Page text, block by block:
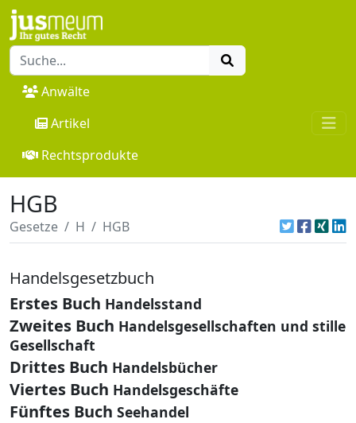
Anwälte
Artikel
Rechtsprodukte
HGB
Gesetze H HGB
Handelsgesetzbuch
Erstes Buch Handelsstand
Zweites Buch Handelsgesellschaften und stille
Gesellschaft
Drittes Buch Handelsbücher
Viertes Buch Handelsgeschäfte
Fünftes Buch Seehandel